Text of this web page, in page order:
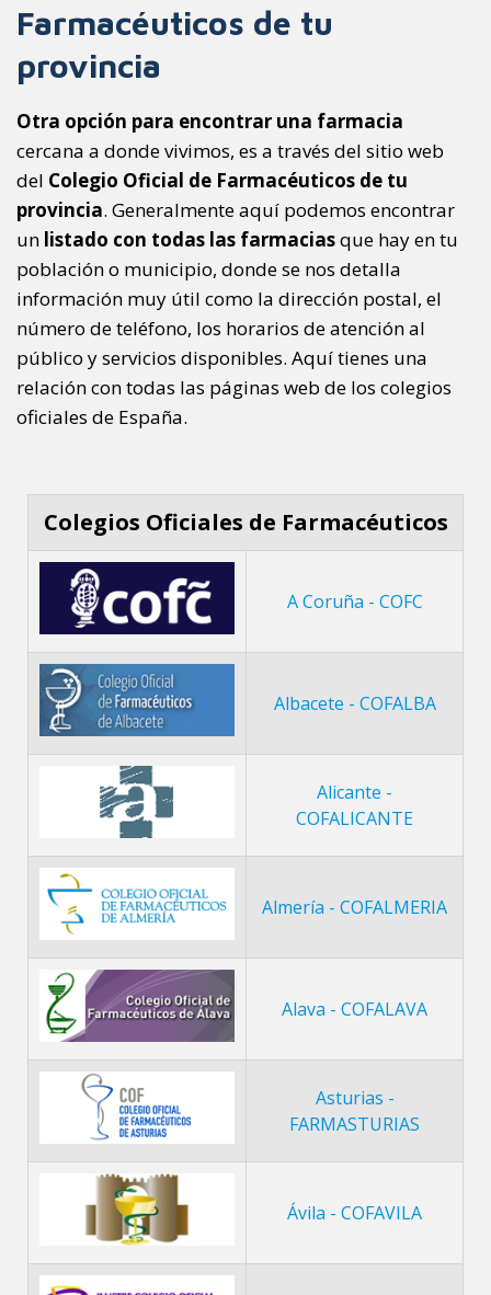
Farmacéuticos de tu
provincia
Otra opción para encontrar una farmacia
cercana a donde vivimos, es a través del sitio web
del Colegio Oficial de Farmacéuticos de tu
provincia. Generalmente aquí podemos encontrar
un listado con todas las farmaciasque hay en tu
población o municipio, donde se nos detalla
información muy útil como la dirección postal, el
número de teléfono, los horarios de atención al
público y servicios disponibles. Aquí tienes una
relación con todas las páginas web de los colegios
oficiales de España.
Colegios Oficiales de Farmacéuticos
A Coruña - COFC
Albacete - COFALBA
Alicante -
COFALICANTE
Almería - COFALMERIA
Alava - COFALAVA
Asturias -
FARMASTURIAS
Ávila - COFAVILA